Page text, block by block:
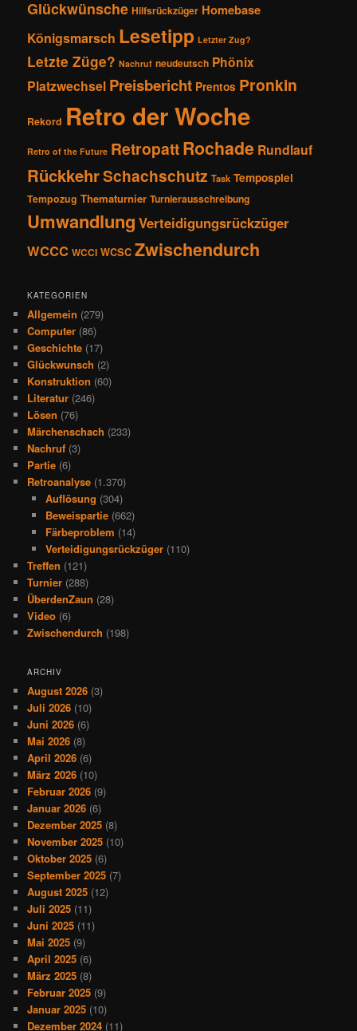
Glückwünsche Hilfsrückzüger Homebase
Königsmarsch Lesetipp Letzter Zug?
Letzte Züge? Nachruf neudeutsch Phönix
Platzwechsel Preisbericht Prentos Pronkin
Rekord Retro der Woche
Retro of the Future RetropattRochade Rundlauf
RückkehrSchachschutz Task Tempospiel
Tempozug Thematurnier Turnierausschreibung
Umwandlung Verteidigungsrückzüger
WCCC WCCI WCSC Zwischendurch
KATEGORIEN
Allgemein (279)
Computer (86)
Geschichte (17)
Glückwunsch (2)
Konstruktion (60)
Literatur (246)
Lösen (76)
Märchenschach (233)
Nachruf (3)
Partie (6)
Retroanalyse (1.370)
Auflösung (304)
Beweispartie(662)
Färbeproblem (14)
Verteidigungsrückzüger(110)
Treffen (121)
Turnier (288)
ÜberdenZaun (28)
Video (6)
Zwischendurch (198)
ARCHIV
August 2026 (3)
Juli 2026 (10)
Juni 2026 (6)
Mai 2026 (8)
April 2026 (6)
März 2026 (10)
Februar 2026 (9)
Januar 2026 (6)
Dezember 2025 (8)
November 2025 (10)
Oktober 2025 (6)
September 2025 (7)
August 2025 (12)
Juli 2025 (11)
Juni 2025 (11)
Mai 2025 (9)
April 2025 (6)
März 2025 (8)
Februar 2025 (9)
Januar 2025 (10)
Dezember 2024 (11)